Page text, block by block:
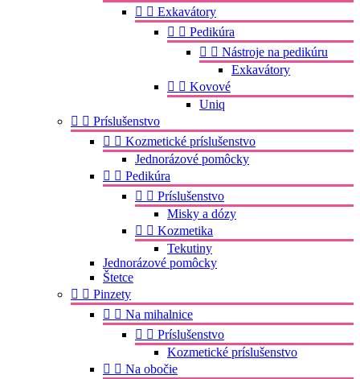
  Exkavátory
  Pedikúra
  Nástroje na pedikúru
Exkavátory
  Kovové
Uniq
  Príslušenstvo
  Kozmetické príslušenstvo
Jednorázové pomôcky
  Pedikúra
  Príslušenstvo
Misky a dózy
  Kozmetika
Tekutiny
Jednorázové pomôcky
Štetce
  Pinzety
  Na mihalnice
  Príslušenstvo
Kozmetické príslušenstvo
  Na obočie